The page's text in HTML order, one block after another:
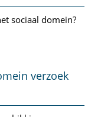
sociaal domein?
verzoek